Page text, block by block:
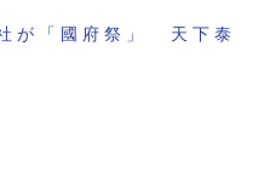
が「國府祭」 天下泰